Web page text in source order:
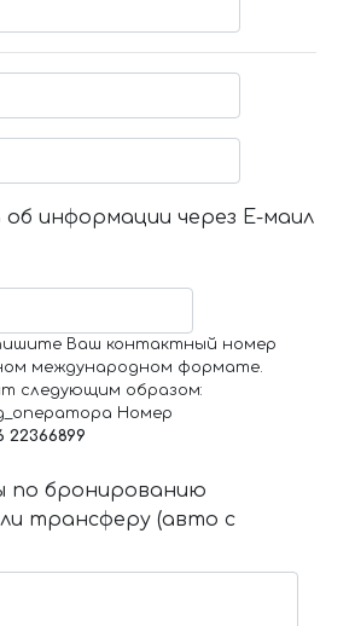
информации через Е-маил
Ваш контактный номер
международном формате.
следующим образом:
Номер
22366899
по бронированию
трансферу (авто с